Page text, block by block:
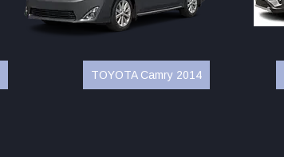
TOYOTA Camry 2014